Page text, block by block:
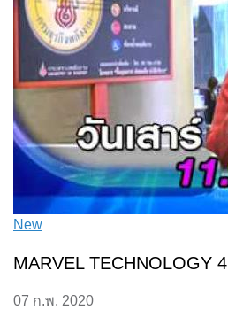
New
MARVEL TECHNOLOGY 4
07 ก.พ. 2020